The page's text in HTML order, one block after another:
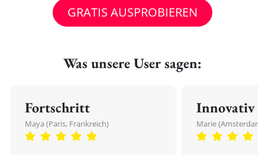
GRATIS AUSPROBIEREN
Was unsere User sagen:
Fortschritt
Maya (Paris, Frankreich)
Innovativ
Marie